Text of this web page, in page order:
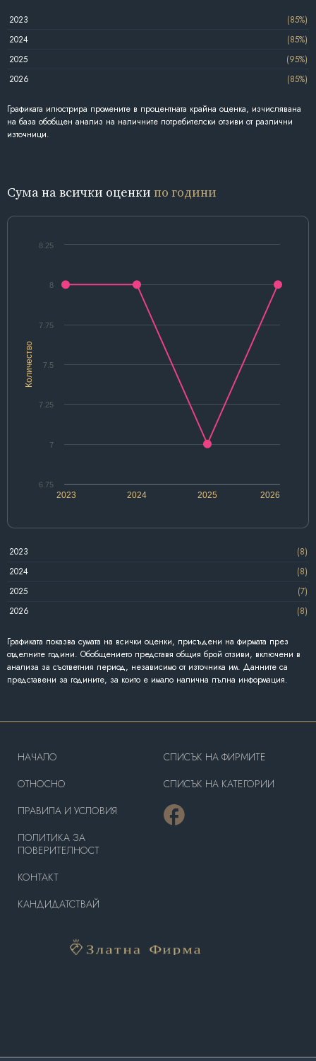
2023
(85%)
2024
(85%)
2025
(95%)
2026
(85%)
Графиката илюстрира промените в процентната крайна оценка, изчислявана
на база обобщен анализ на наличните потребителски отзиви от различни
източници.
Сума на всички оценки по години
Количество
2024 2026
2023 2025
6.75
7
7.25
7.5
7.75
8
8.25
2023
(8)
2024
(8)
2025
(7)
2026
(8)
Графиката показва сумата на всички оценки, присъдени на фирмата през
отделните години. Обобщението представя общия брой отзиви, включени в
анализа за съответния период, независимо от източника им. Данните са
представени за годините, за които е имало налична пълна информация.
HAЧАЛО
OТНОСНО
ПРАВИЛА И УСЛОВИЯ
ПОЛИТИКА ЗА
ПОВЕРИТЕЛНОСТ
КОНТАКТ
КАНДИДАТСТВАЙ
СПИСЪК НА ФИРМИТЕ
СПИСЪК НА КАТЕГОРИИ